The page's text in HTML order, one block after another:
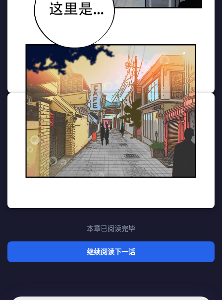
本章已阅读完毕
继续阅读下一话